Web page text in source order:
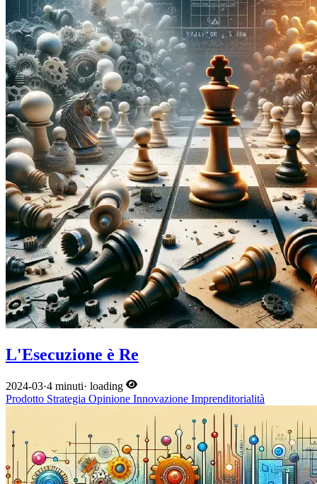
L'Esecuzione è Re
2024-03·4 minuti· loading
Prodotto Strategia Opinione Innovazione Imprenditorialità